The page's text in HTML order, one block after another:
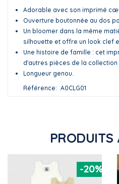
Adorable avec son imprimé
Ouverture boutonnée au dos
Un bloomer dans la même
silhouette et offre un look clef
Une histoire de famille : cet
d'autres pièces de la collection
Longueur genou.
Référence
A0CLG01
PRODUITS
-20%